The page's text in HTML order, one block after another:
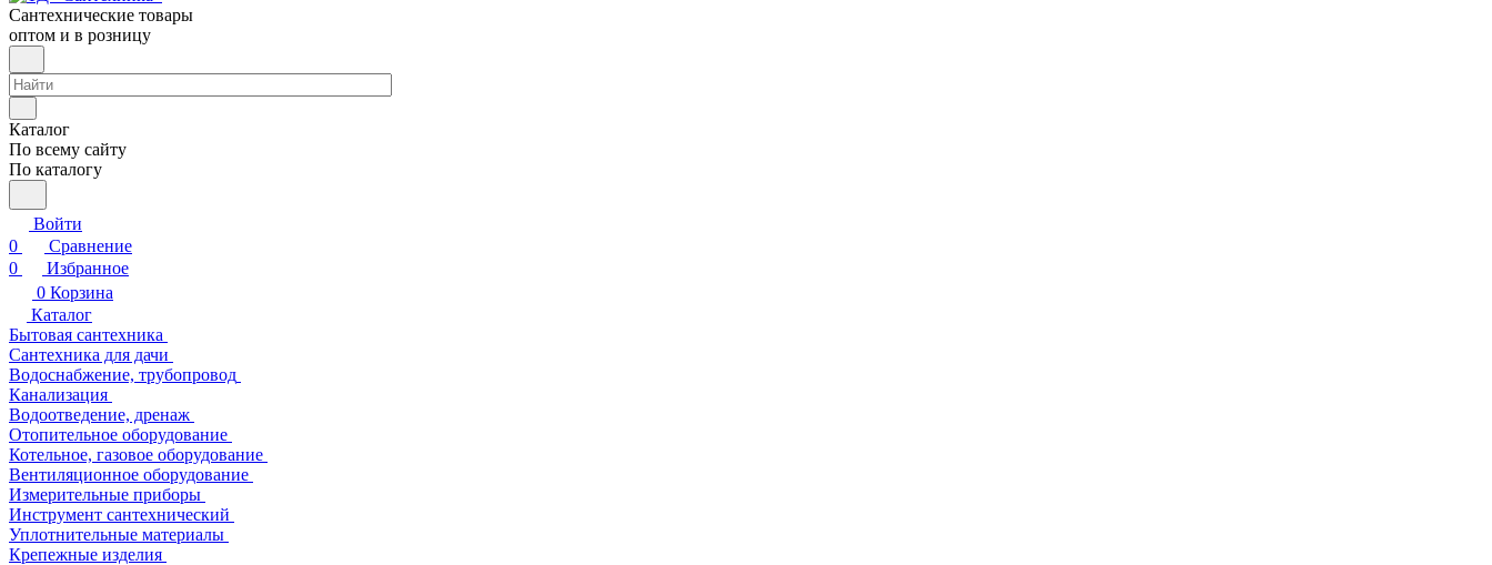
Сантехнические товары
оптом и в розницу
Каталог
По всему сайту
По каталогу
Войти
0
Сравнение
0
Избранное
0 Корзина
Каталог
Бытовая сантехника
Сантехника для дачи
Водоснабжение, трубопровод
Канализация
Водоотведение, дренаж
Отопительное оборудование
Котельное, газовое оборудование
Вентиляционное оборудование
Измерительные приборы
Инструмент сантехнический
Уплотнительные материалы
Крепежные изделия